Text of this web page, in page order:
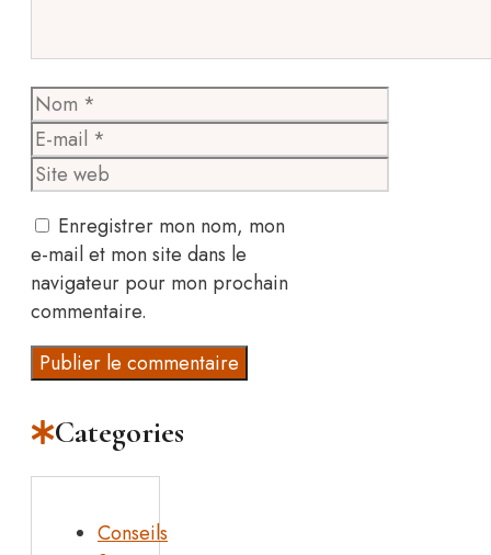
Nom
E-
mail
Site
web
Enregistrer mon nom, mon
e-mail et mon site dans le
navigateur pour mon prochain
commentaire.
Categories
Conseils